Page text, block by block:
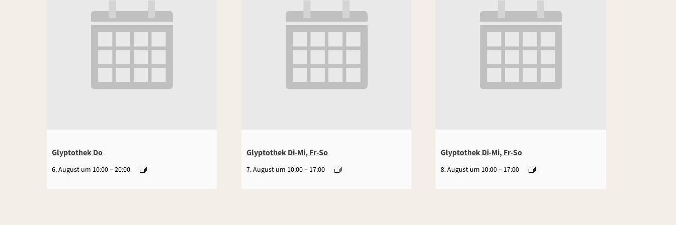
Glyptothek Do
6. August um 10:00–20:00
Glyptothek Di-Mi, Fr-So
7. August um 10:00– 17:00
Glyptothek Di-Mi, Fr-So
8. August um 10:00– 17:00